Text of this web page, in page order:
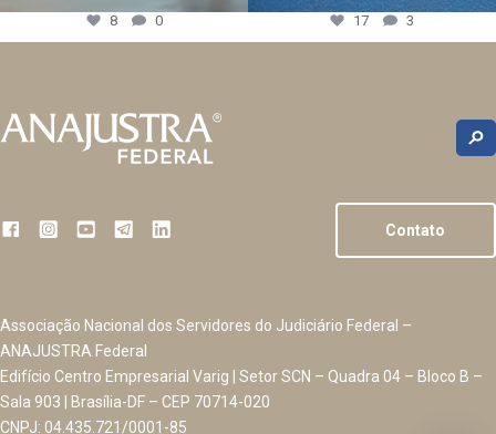
8 0 17 3
Contato
Associação Nacional dos Servidores do Judiciário Federal –
ANAJUSTRA Federal
Edifício Centro Empresarial Varig | Setor SCN – Quadra 04 – Bloco B –
Sala 903 | Brasília-DF – CEP 70714-020
CNPJ: 04.435.721/0001-85